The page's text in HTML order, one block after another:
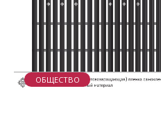
ОБЩЕСТВО